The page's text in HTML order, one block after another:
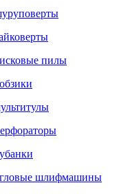
пилы
шлифмашины